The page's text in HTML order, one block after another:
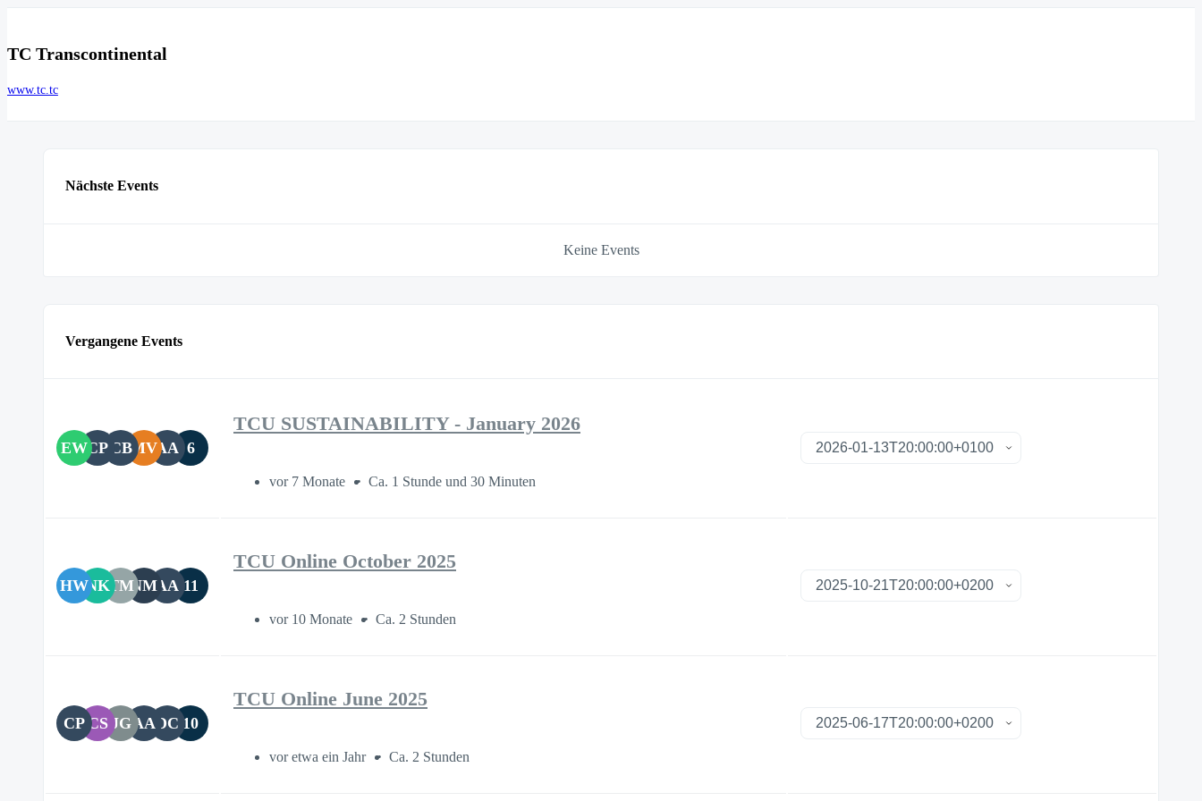
TC Transcontinental
www.tc.tc
Nächste Events
Keine Events
Vergangene Events
EWCP CBMVAA 6
TCU SUSTAINABILITY - January 2026
vor 7 Monate Ca. 1 Stunde und 30 Minuten
HWNKTMNMAA 11
TCU Online October 2025
vor 10 Monate Ca. 2 Stunden
CP CS JG AA DC 10
TCU Online June 2025
vor etwa ein Jahr Ca. 2 Stunden